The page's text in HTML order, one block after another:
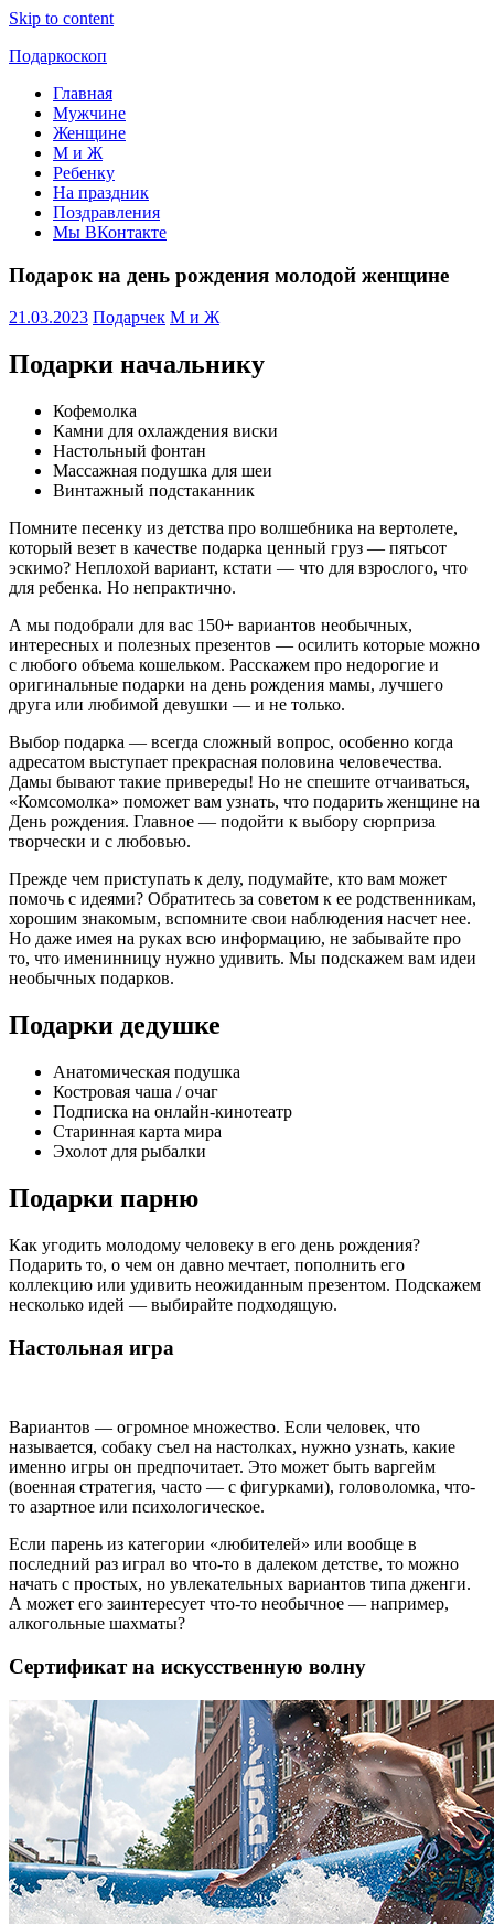
Skip to content
Подаркоскоп
Поможем
выбрать
подарить
Главная
Мужчине
Женщине
М и Ж
Ребенку
На праздник
Поздравления
Мы ВКонтакте
Подарок на день рождения молодой женщине
21.03.2023 Подарчек М и Ж
Подарки начальнику
Кофемолка
Камни для охлаждения виски
Настольный фонтан
Массажная подушка для шеи
Винтажный подстаканник
Помните песенку из детства про волшебника на вертолете,
который везет в качестве подарка ценный груз — пятьсот
эскимо? Неплохой вариант, кстати — что для взрослого, что
для ребенка. Но непрактично.
А мы подобрали для вас 150+ вариантов необычных,
интересных и полезных презентов — осилить которые можно
с любого объема кошельком. Расскажем про недорогие и
оригинальные подарки на день рождения мамы, лучшего
друга или любимой девушки — и не только.
Выбор подарка — всегда сложный вопрос, особенно когда
адресатом выступает прекрасная половина человечества.
Дамы бывают такие привереды! Но не спешите отчаиваться,
«Комсомолка» поможет вам узнать, что подарить женщине на
День рождения. Главное — подойти к выбору сюрприза
творчески и с любовью.
Прежде чем приступать к делу, подумайте, кто вам может
помочь с идеями? Обратитесь за советом к ее родственникам,
хорошим знакомым, вспомните свои наблюдения насчет нее.
Но даже имея на руках всю информацию, не забывайте про
то, что именинницу нужно удивить. Мы подскажем вам идеи
необычных подарков.
Подарки дедушке
Анатомическая подушка
Костровая чаша / очаг
Подписка на онлайн-кинотеатр
Старинная карта мира
Эхолот для рыбалки
Подарки парню
Как угодить молодому человеку в его день рождения?
Подарить то, о чем он давно мечтает, пополнить его
коллекцию или удивить неожиданным презентом. Подскажем
несколько идей — выбирайте подходящую.
Настольная игра
Вариантов — огромное множество. Если человек, что
называется, собаку съел на настолках, нужно узнать, какие
именно игры он предпочитает. Это может быть варгейм
(военная стратегия, часто — с фигурками), головоломка, что-
то азартное или психологическое.
Если парень из категории «любителей» или вообще в
последний раз играл во что-то в далеком детстве, то можно
начать с простых, но увлекательных вариантов типа дженги.
А может его заинтересует что-то необычное — например,
алкогольные шахматы?
Сертификат на искусственную волну